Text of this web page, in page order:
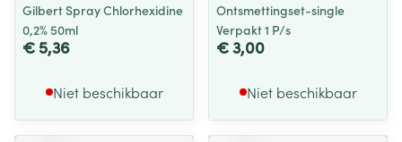
Gilbert Spray Chlorhexidine
0,2% 50ml
€ 5,36
Niet beschikbaar
Ontsmettingset-single
Verpakt 1 P/s
€ 3,00
Niet beschikbaar